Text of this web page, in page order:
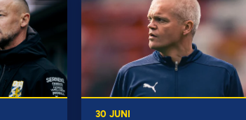
30 JUNI